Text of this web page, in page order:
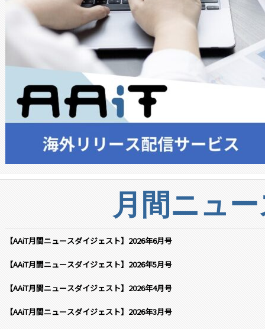
月間ニュ
【AAiT月間ニュースダイジェスト】2026年6月号
【AAiT月間ニュースダイジェスト】2026年5月号
【AAiT月間ニュースダイジェスト】2026年4月号
【AAiT月間ニュースダイジェスト】2026年3月号